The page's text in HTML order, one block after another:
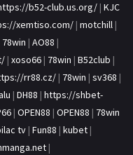
b52-club.us.org/ | KJC
xemtiso.com/ | motchill |
78win | AO88 |
| xoso66 | 78win | B52club |
rr88.cz/ | 78win | sv368 |
| DH88 | https://shbet-
| OPEN88 | OPEN88 | 78win
tv | Fun88 | kubet |
|